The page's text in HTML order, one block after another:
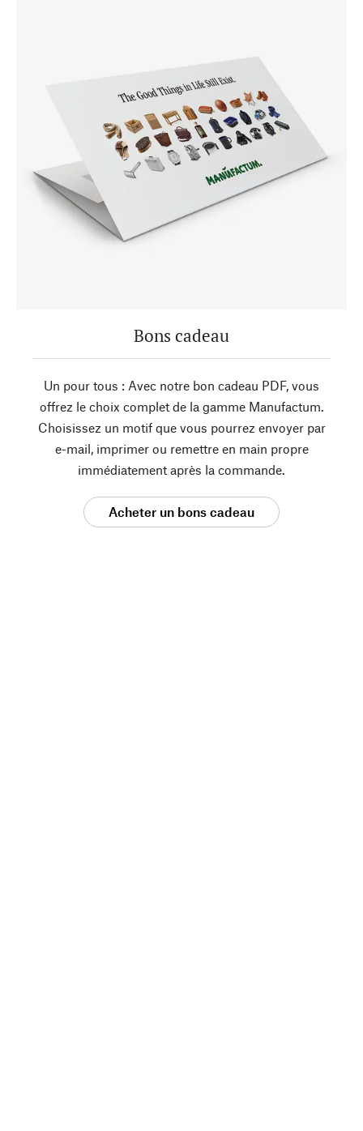
Bons cadeau
Un pour tous : Avec notre bon cadeau PDF, vous
offrez le choix complet de la gamme Manufactum.
Choisissez un motif que vous pourrez envoyer par
e-mail, imprimer ou remettre en main propre
immédiatement après la commande.
Acheter un bons cadeau